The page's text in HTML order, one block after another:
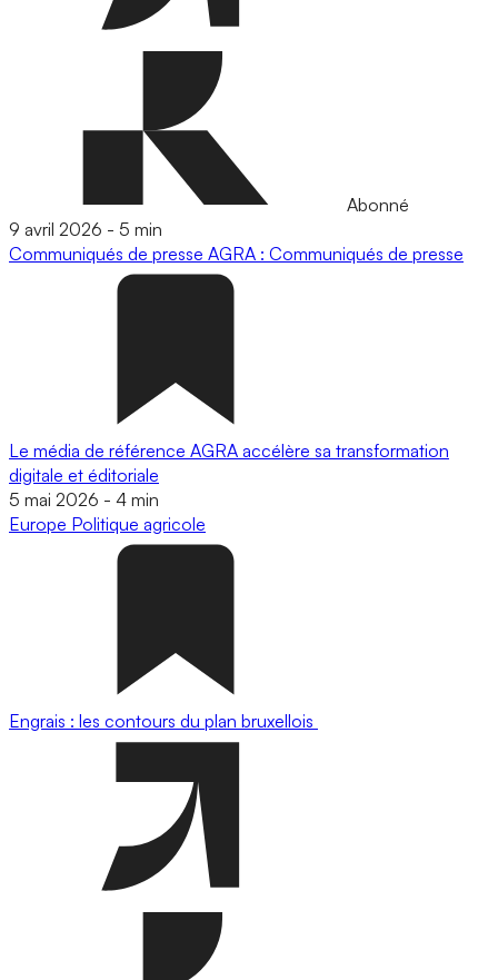
Abonné
9 avril 2026 - 5 min
Communiqués de presse AGRA : Communiqués de presse
Le média de référence AGRA accélère sa transformation
digitale et éditoriale
5 mai 2026 - 4 min
Europe Politique agricole
Engrais : les contours du plan bruxellois